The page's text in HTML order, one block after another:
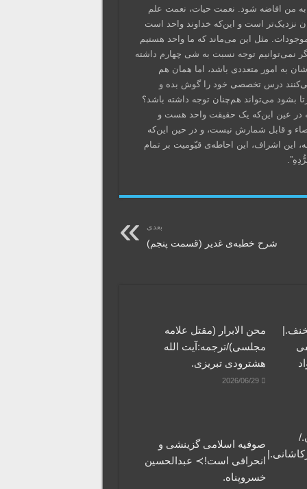
به من افاضه شود. نعمت حیات، نعمت علم
نزدیک‌تر است و این‌که خداوند واحد است
مثل این می‌ماند که ما واحد هستیم
توجه نسبت به شی چهارم داشته
به امور متعددی باشد، اما همان هم
می‌کنند درس تخصصی خود را گوش بده و
بشود می‌تواند هم‌چنان توجه داشته باشد؟
در عین این‌که یک حقیقت واحد هست و
و قابل شمارش نیست، و در حین این‌که
این اشراف، این احاطه‌ی قیّومیت بر تمام
بعدی
شرح خطبه‌ی غدیر (قسمت پنجم)
محن الابرار (مقتل علامه
مجلسی)/ترجمه:آیت الله
هشترودی تبریزی.
2026/06/29
صوفیه اسلامی گزینشی و
انحرافی است!≻ عبدالحسین
خسروپناه.